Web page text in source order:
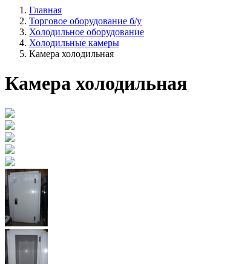
Главная
Торговое оборудование б/у
Холодильное оборудование
Холодильные камеры
Камера холодильная
Камера холодильная